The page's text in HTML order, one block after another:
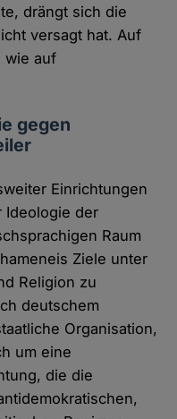
drängt sich die
versagt hat. Auf
wie auf
gegen
Einrichtungen
Ideologie der
Raum
Ziele unter
Religion zu
deutschem
Organisation,
um eine
die die